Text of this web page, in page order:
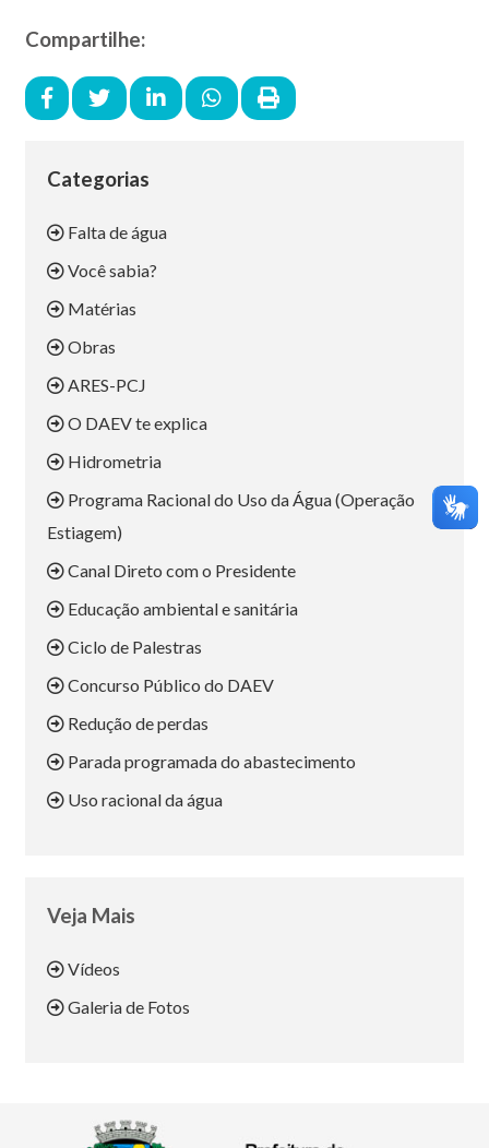
Compartilhe:
Categorias
Falta de água
Você sabia?
Matérias
Obras
ARES-PCJ
O DAEV te explica
Hidrometria
Programa Racional do Uso da Água (Operação
Estiagem)
Canal Direto com o Presidente
Educação ambiental e sanitária
Ciclo de Palestras
Concurso Público do DAEV
Redução de perdas
Parada programada do abastecimento
Uso racional da água
Veja Mais
Vídeos
Galeria de Fotos